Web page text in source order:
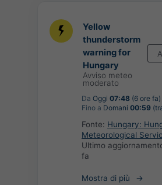
Yellow
thunderstorm
warning for
Hungary
Avviso meteo
moderato
Da Oggi 07:48 (6 ore fa)
Fino a Domani 00:59
Fonte: Hungary:
Meteorological
Ultimo
fa
Mostra di più